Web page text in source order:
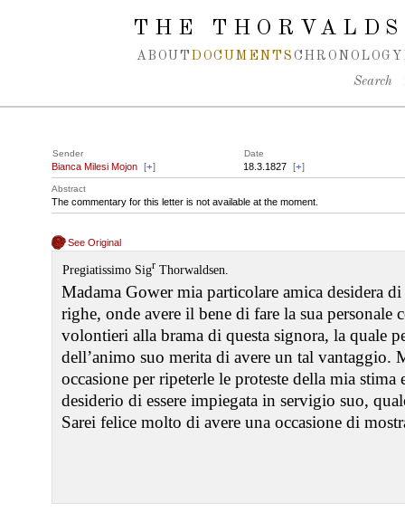
Spring navigation over
THE
ABOUT DOCUMENTS CHRONOLOGY
Search
Sender Date
Bianca Milesi Mojon [+] 18.3.1827 [+]
Abstract
The commentary for this letter is not available at the moment.
See Original
Pregiatissimo Sigr Thorwaldsen.
Madama Gower mia particolare amica desidera di
righe, onde avere il bene di fare la sua personale
volontieri alla brama di questa signora, la quale
dell’animo suo merita di avere un tal vantaggio.
occasione per ripeterle le proteste della mia stima
desiderio di essere impiegata in servigio suo,
Sarei felice molto di avere una occasione di